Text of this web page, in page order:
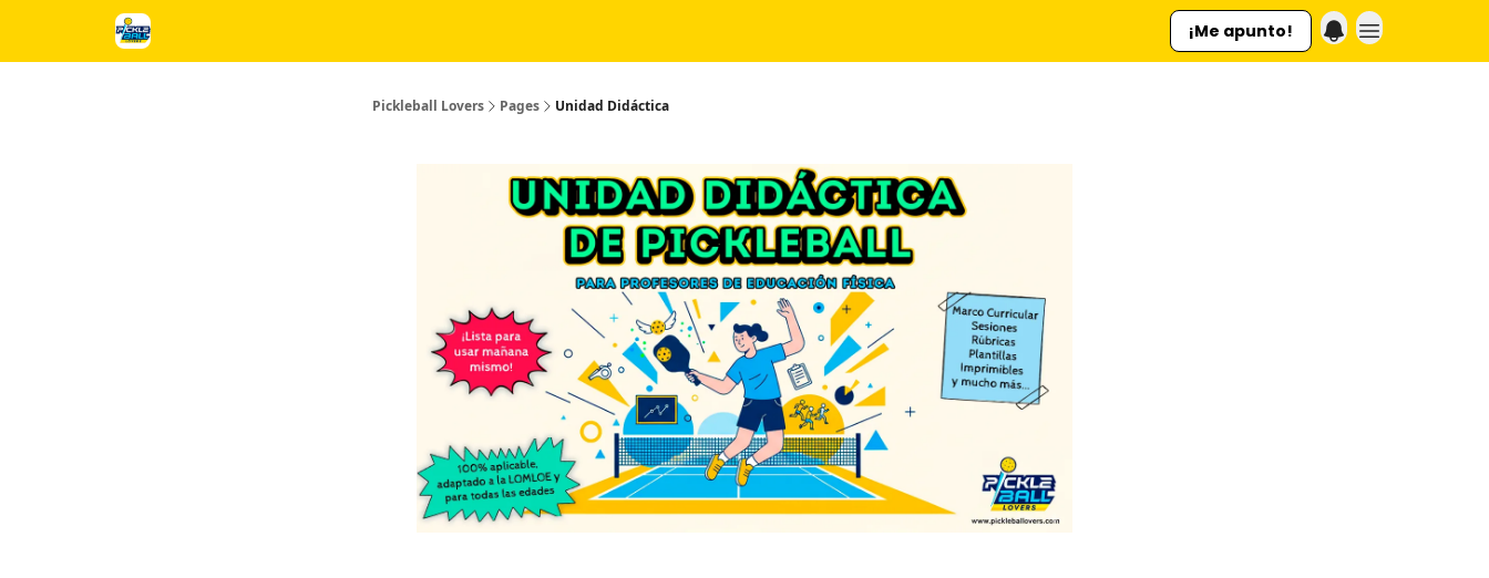
¡Me apunto!
Pickleball Lovers Pages Unidad Didáctica